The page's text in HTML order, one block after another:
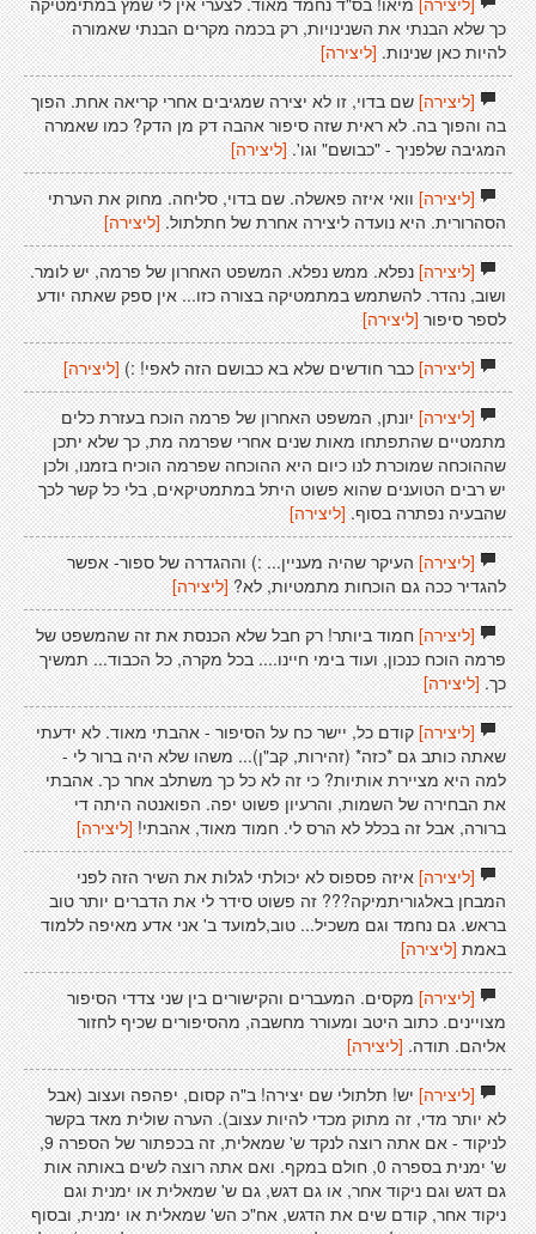
כך שלא הבנתי את השנינויות, רק בכמה מקרים הבנתי שאמורה
להיות כאן שנינות. [ליצירה]
[ליצירה]שם בדוי, זו לא יצירה שמגיבים אחרי קריאה אחת. הפוך
בה והפוך בה. לא ראית שזה סיפור אהבה דק מן הדק? כמו שאמרה
המגיבה שלפניך - "כבושם" וגו'. [ליצירה]
[ליצירה]וואי איזה פאשלה. שם בדוי, סליחה. מחוק את הערתי
הסהרורית. היא נועדה ליצירה אחרת של חתלתול.[ליצירה]
[ליצירה]נפלא. ממש נפלא. המשפט האחרון של פרמה, יש לומר.
ושוב, נהדר. להשתמש במתמטיקה בצורה כזו... אין ספק שאתה יודע
לספר סיפור [ליצירה]
[ליצירה]כבר חודשים שלא בא כבושם הזה לאפי! :) [ליצירה]
[ליצירה]יונתן, המשפט האחרון של פרמה הוכח בעזרת כלים
מתמטיים שהתפתחו מאות שנים אחרי שפרמה מת, כך שלא יתכן
שההוכחה שמוכרת לנו כיום היא ההוכחה שפרמה הוכיח בזמנו, ולכן
יש רבים הטוענים שהוא פשוט היתל במתמטיקאים, בלי כל קשר לכך
שהבעיה נפתרה בסוף. [ליצירה]
[ליצירה]העיקר שהיה מעניין... :) וההגדרה של ספור- אפשר
להגדיר ככה גם הוכחות מתמטיות, לא? [ליצירה]
[ליצירה]חמוד ביותר! רק חבל שלא הכנסת את זה שהמשפט של
פרמה הוכח כנכון, ועוד בימי חיינו.... בכל מקרה, כל הכבוד... תמשיך
כך. [ליצירה]
[ליצירה]קודם כל, יישר כח על הסיפור - אהבתי מאוד. לא ידעתי
שאתה כותב גם *כזה* (זהירות, קב"ן)... משהו שלא היה ברור לי -
למה היא מציירת אותיות? כי זה לא כל כך משתלב אחר כך. אהבתי
את הבחירה של השמות, והרעיון פשוט יפה. הפואנטה היתה די
ברורה, אבל זה בכלל לא הרס לי. חמוד מאוד, אהבתי! [ליצירה]
[ליצירה]איזה פספוס לא יכולתי לגלות את השיר הזה לפני
המבחן באלגוריתמיקה??? זה פשוט סידר לי את הדברים יותר טוב
בראש. גם נחמד וגם משכיל... טוב,למועד ב' אני אדע מאיפה ללמוד
באמת [ליצירה]
[ליצירה]מקסים. המעברים והקישורים בין שני צדדי הסיפור
מצויינים. כתוב היטב ומעורר מחשבה, מהסיפורים שכיף לחזור
אליהם. תודה. [ליצירה]
[ליצירה]יש! תלתולי שם יצירה! ב"ה קסום, יפהפה ועצוב (אבל
לא יותר מדי, זה מתוק מכדי להיות עצוב). הערה שולית מאד בקשר
לניקוד - אם אתה רוצה לנקד ש' שמאלית, זה בכפתור של הספרה 9,
ש' ימנית בספרה 0, חולם במקף. ואם אתה רוצה לשים באותה אות
גם דגש וגם ניקוד אחר, או גם דגש, גם ש' שמאלית או ימנית וגם
ניקוד אחר, קודם שים את הדגש, אח"כ הש' שמאלית או ימנית, ובסוף